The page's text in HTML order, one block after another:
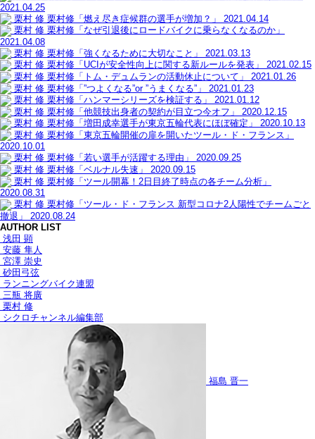
2021.04.25
栗村 修 栗村修「燃え尽き症候群の選手が増加？」
2021.04.14
栗村 修 栗村修「なぜ引退後にロードバイクに乗らなくなるのか」
2021.04.08
栗村 修 栗村修「強くなるために大切なこと」
2021.03.13
栗村 修 栗村修「UCIが安全性向上に関する新ルールを発表」
2021.02.15
栗村 修 栗村修「トム・デュムランの活動休止について」
2021.01.26
栗村 修 栗村修「”つよくなる”or ”うまくなる”」
2021.01.23
栗村 修 栗村修「ハンマーシリーズを検証する」
2021.01.12
栗村 修 栗村修「他競技出身者の契約が目立つ今オフ」
2020.12.15
栗村 修 栗村修「増田成幸選手が東京五輪代表にほぼ確定」
2020.10.13
栗村 修 栗村修「東京五輪開催の扉を開いたツール・ド・フランス」
2020.10.01
栗村 修 栗村修「若い選手が活躍する理由」
2020.09.25
栗村 修 栗村修「ベルナル失速」
2020.09.15
栗村 修 栗村修「ツール開幕！2日目終了時点の各チーム分析」
2020.08.31
栗村 修 栗村修「ツール・ド・フランス 新型コロナ2人陽性でチームごと
撤退」
2020.08.24
AUTHOR LIST
浅田 顕
安藤 隼人
宮澤 崇史
砂田弓弦
ランニングバイク連盟
三瓶 将廣
栗村 修
シクロチャンネル編集部
福島 晋一